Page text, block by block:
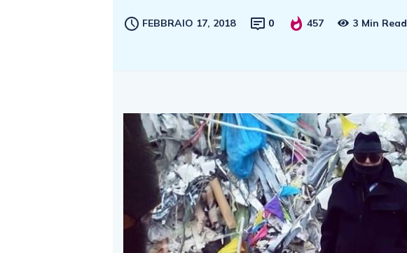
FEBBRAIO 17, 2018 0 457 3 Min Read